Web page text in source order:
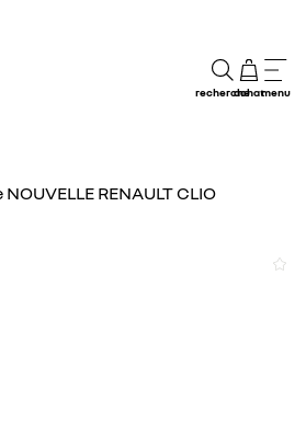
rechercheachatmenu
RENAULT CLIO